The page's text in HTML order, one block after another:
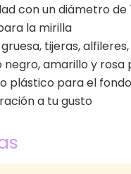
con un diámetro
la mirilla
tijeras,
negro, amarillo y
plástico para el
a tu gusto